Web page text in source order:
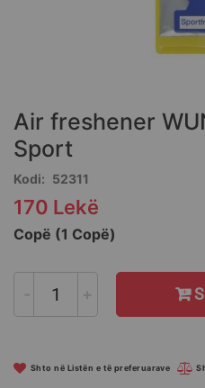
beginning
of
the
images
gallery
Air freshener
Sport
Kodi 52311
170 Lekë
Copë (1 Copë)
- +
Shto në Listën e të preferuarave